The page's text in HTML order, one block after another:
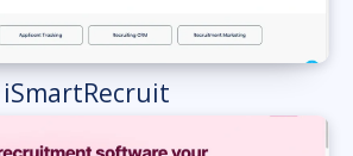
iSmartRecruit